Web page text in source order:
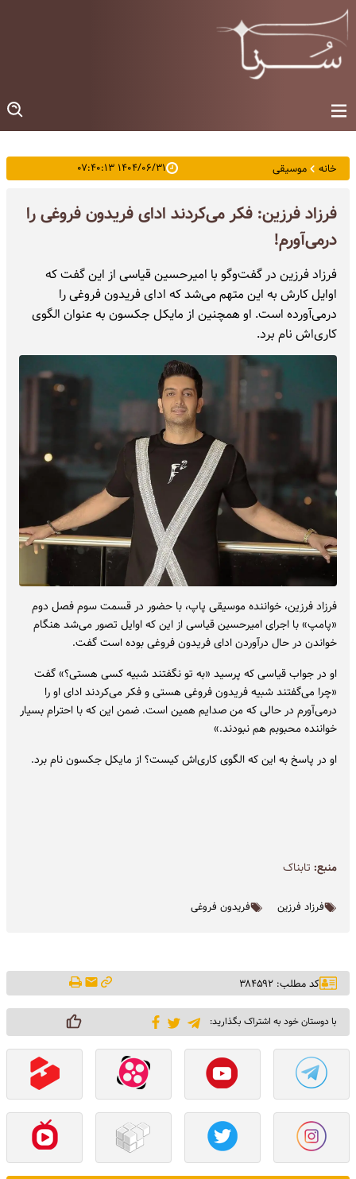
خانه موسیقی ۱۴۰۴/۰۶/۳۱ ۰۷:۴۰:۱۳
فرزاد فرزین: فکر می‌کردند ادای فریدون فروغی را
درمی‌آورم!
فرزاد فرزین در گفت‌وگو با امیرحسین قیاسی از این گفت که
اوایل کارش به این متهم می‌شد که ادای فریدون فروغی را
درمی‌آورده است. او همچنین از مایکل جکسون به عنوان الگوی
کاری‌اش نام برد.
فرزاد فرزین، خواننده موسیقی پاپ، با حضور در قسمت سوم فصل دوم
«پامپ» با اجرای امیرحسین قیاسی از این که اوایل تصور می‌شد هنگام
خواندن در حال درآوردن ادای فریدون فروغی بوده است گفت.
او در جواب قیاسی که پرسید «به تو نگفتند شبیه کسی هستی؟» گفت
«چرا می‌گفتند شبیه فریدون فروغی هستی و فکر می‌کردند ادای او را
درمی‌آورم در حالی که من صدایم همین است. ضمن این که با احترام بسیار
خواننده محبوبم هم نبودند.»
او در پاسخ به این که الگوی کاری‌اش کیست؟ از مایکل جکسون نام برد.
منبع: تابناک
فرزاد فرزین فریدون فروغی
کد مطلب: ۳۸۴۵۹۲
با دوستان خود به اشتراک بگذارید: